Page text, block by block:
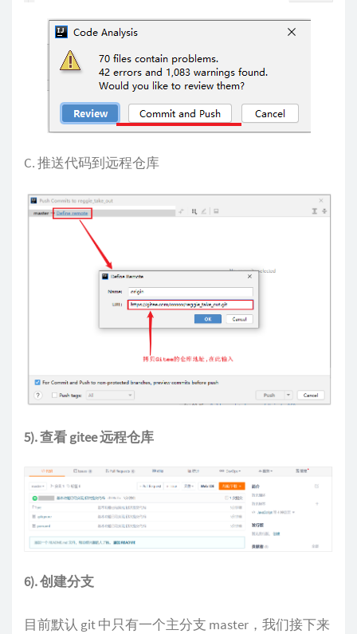
C. 推送代码到远程仓库
5). 查看 gitee 远程仓库
6). 创建分支
目前默认 git 中只有一个主分支 master，我们接下来